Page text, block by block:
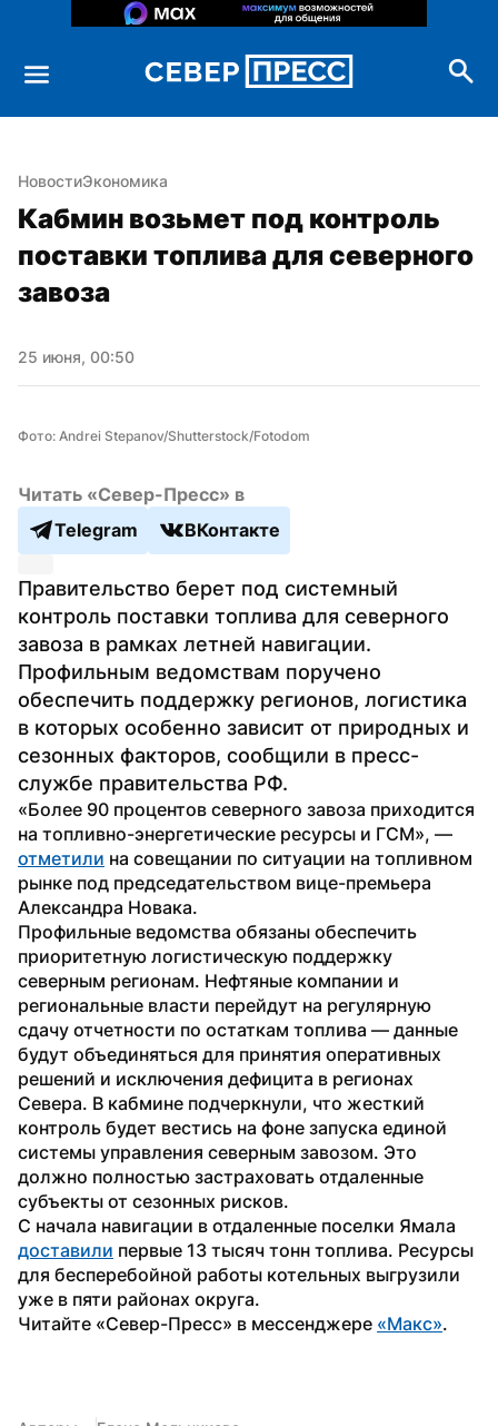
НовостиЭкономика
Кабмин возьмет под контроль
поставки топлива для северного
завоза
25 июня, 00:50
Фото: Andrei Stepanov/Shutterstock/Fotodom
Читать «Север-Пресс» в
Telegram
ВКонтакте
Правительство берет под системный
контроль поставки топлива для северного
завоза в рамках летней навигации.
Профильным ведомствам поручено
обеспечить поддержку регионов, логистика
в которых особенно зависит от природных и
сезонных факторов, сообщили в пресс-
службе правительства РФ.
«Более 90 процентов северного завоза приходится
отметили на совещании по ситуации на топливном
рынке под председательством вице-премьера
Александра Новака.
Профильные ведомства обязаны обеспечить
приоритетную логистическую поддержку
северным регионам. Нефтяные компании и
региональные власти перейдут на регулярную
сдачу отчетности по остаткам топлива — данные
будут объединяться для принятия оперативных
решений и исключения дефицита в регионах
Севера. В кабмине подчеркнули, что жесткий
контроль будет вестись на фоне запуска единой
системы управления северным завозом. Это
должно полностью застраховать отдаленные
субъекты от сезонных рисков.
доставили первые 13 тысяч тонн топлива. Ресурсы
для бесперебойной работы котельных выгрузили
уже в пяти районах округа.
Читайте «Север-Пресс» в мессенджере «Макс».